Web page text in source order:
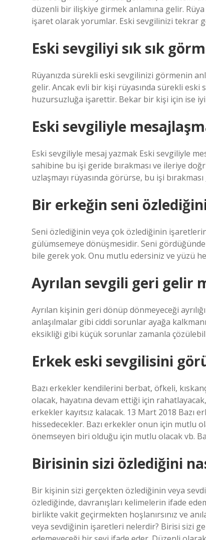
düzenli bir ilişkiye girmek anlamına gelir.
işaret olarak yorumlar. Eski sevgilinizi tekrar
Eski sevgiliyi sık sık
Rüyanızda sürekli eski sevgilinizi görmenin
gelir. Ancak evli bir kişi rüyasında sürekli
huzursuzluğa işarettir. Bekar bir kişi için ise
Eski sevgiliyle
Eski sevgiliyle mesaj yazmak Eski sevgiliyle
sahibine bu işi geride bırakması ve ileriye
uzlaşmayı rüyasında görürse, bu işi
Bir erkeğin seni
Seni özlediğinin veya çok özlediğinin
gülümsemeye dönüşmesidir. Seni
bile gerek yok. Onu mutlu edersiniz ve yüzü
Ayrılan sevgili geri gelir
Ayrılan kişinin geri dönüp dönmeyeceği
anlaşılmalar gibi ciddi sorunlar ayağa
eksikliği gibi küçük sorunlar zamanla
Erkek eski sevgilisini
Bazı erkekler kendilerini berbat, öfkeli,
olacak, hayatına devam ettiği için
erkekler kayıtsız kalacak. 13 Mart 2018 Bazı
hissedecekler. Bazı erkekler onun için mutlu
önemseyen biri olduğu için mutlu olacak vb.
Birisinin sizi özlediğini
Bir kişinin sizi gerçekten özlediğinin veya
özlediğinde, davranışları kelimelerin ifade
birlikte vakit geçirmekten hoşlanırsınız ve
veya sevdiğinin işaretleri nelerdir? Birisi sizi